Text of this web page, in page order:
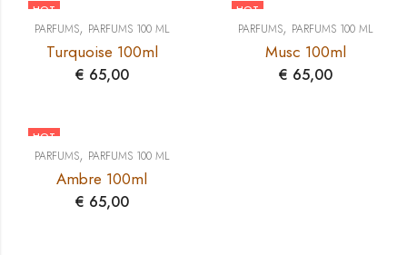
HOT
PARFUMS, PARFUMS 100 ML
Turquoise 100ml
€ 65,00
HOT
PARFUMS, PARFUMS 100 ML
Musc 100ml
€ 65,00
HOT
PARFUMS, PARFUMS 100 ML
Ambre 100ml
€ 65,00